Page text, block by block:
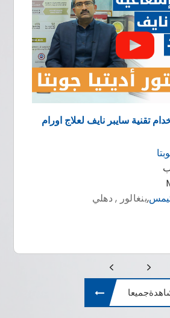
تقنية سايبر نايف لعلاج اورام
,بنغالور , دهلي